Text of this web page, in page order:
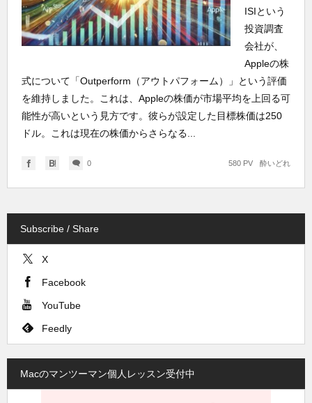
ISIという
投資調査
会社が、
Appleの株
式について「Outperform（アウトパフォーム）」という評価
を維持しました。これは、Appleの株価が市場平均を上回る可
能性が高いという見方です。彼らが設定した目標株価は250
ドル。これは現在の株価からさらなる...
0 酔いどれ
580 PV
Subscribe / Share
X
Facebook
YouTube
Feedly
Macのマンツーマン個人レッスン受付中